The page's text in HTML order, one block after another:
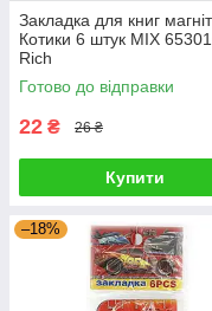
Закладка для книг
Котики 6 штук MIX
Rich
Готово до відправки
22 ₴ 26 ₴
Купити
–18%